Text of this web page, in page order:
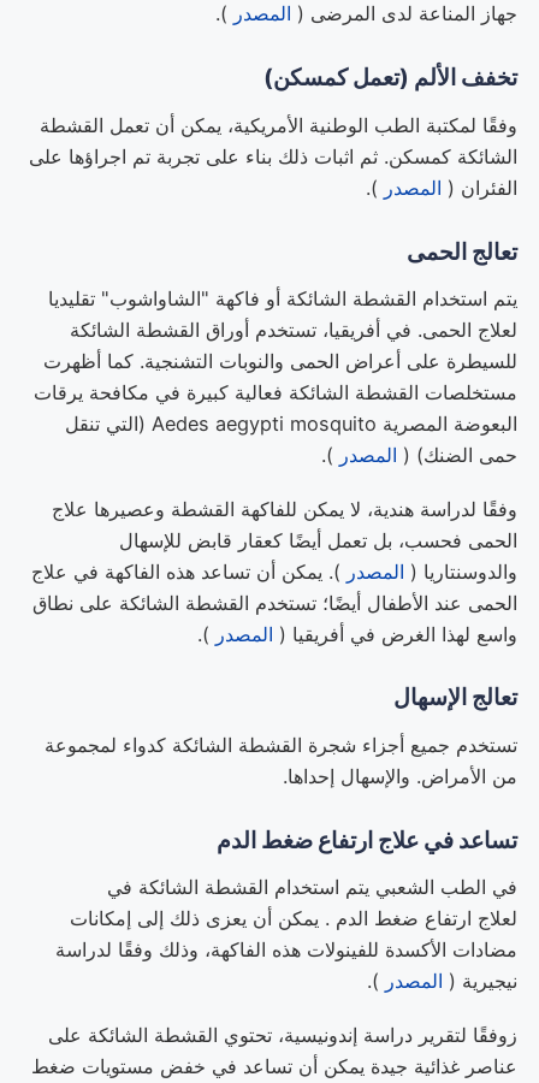
جهاز المناعة لدى المرضى ( المصدر ).
تخفف الألم (تعمل كمسكن)
وفقًا لمكتبة الطب الوطنية الأمريكية، يمكن أن تعمل القشطة
الشائكة كمسكن. ثم اثبات ذلك بناء على تجربة تم اجراؤها على
الفئران ( المصدر ).
تعالج الحمى
يتم استخدام القشطة الشائكة أو فاكهة "الشاواشوب" تقليديا
لعلاج الحمى. في أفريقيا، تستخدم أوراق القشطة الشائكة
للسيطرة على أعراض الحمى والنوبات التشنجية. كما أظهرت
مستخلصات القشطة الشائكة فعالية كبيرة في مكافحة يرقات
البعوضة المصرية Aedes aegypti mosquito (التي تنقل
حمى الضنك) ( المصدر ).
وفقًا لدراسة هندية، لا يمكن للفاكهة القشطة وعصيرها علاج
الحمى فحسب، بل تعمل أيضًا كعقار قابض للإسهال
والدوسنتاريا ( المصدر ). يمكن أن تساعد هذه الفاكهة في علاج
الحمى عند الأطفال أيضًا؛ تستخدم القشطة الشائكة على نطاق
واسع لهذا الغرض في أفريقيا ( المصدر ).
تعالج الإسهال
تستخدم جميع أجزاء شجرة القشطة الشائكة كدواء لمجموعة
من الأمراض. والإسهال إحداها.
تساعد في علاج ارتفاع ضغط الدم
في الطب الشعبي يتم استخدام القشطة الشائكة في
لعلاج ارتفاع ضغط الدم . يمكن أن يعزى ذلك إلى إمكانات
مضادات الأكسدة للفينولات هذه الفاكهة، وذلك وفقًا لدراسة
نيجيرية ( المصدر ).
زوفقًا لتقرير دراسة إندونيسية، تحتوي القشطة الشائكة على
عناصر غذائية جيدة يمكن أن تساعد في خفض مستويات ضغط